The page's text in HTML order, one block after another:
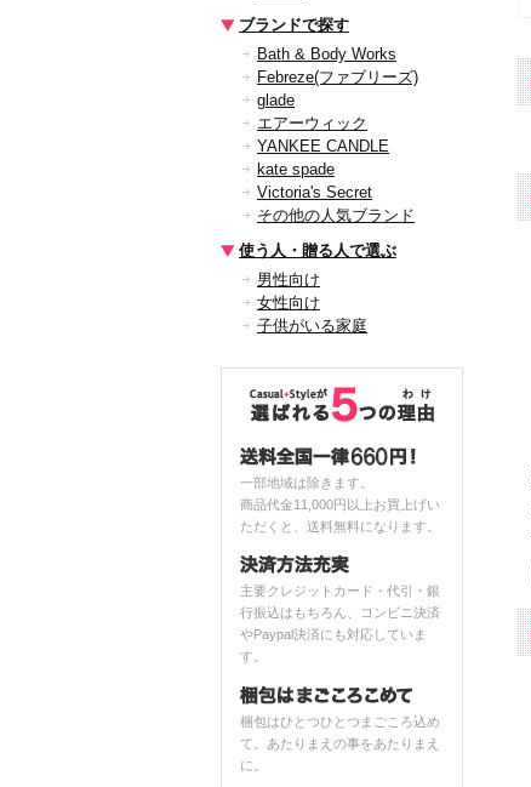
ブランドで探す
Bath & Body Works
Febreze(ファブリーズ)
glade
エアーウィック
YANKEE CANDLE
kate spade
Victoria's Secret
その他の人気ブランド
使う人・贈る人で選ぶ
男性向け
女性向け
子供がいる家庭
一部地域は除きます。
商品代金11,000円以上お買上げい
ただくと、送料無料になります。
主要クレジットカード・代引・銀
行振込はもちろん、コンビニ決済
やPaypal決済にも対応していま
す。
梱包はひとつひとつまごころ込め
て。あたりまえの事をあたりまえ
に。